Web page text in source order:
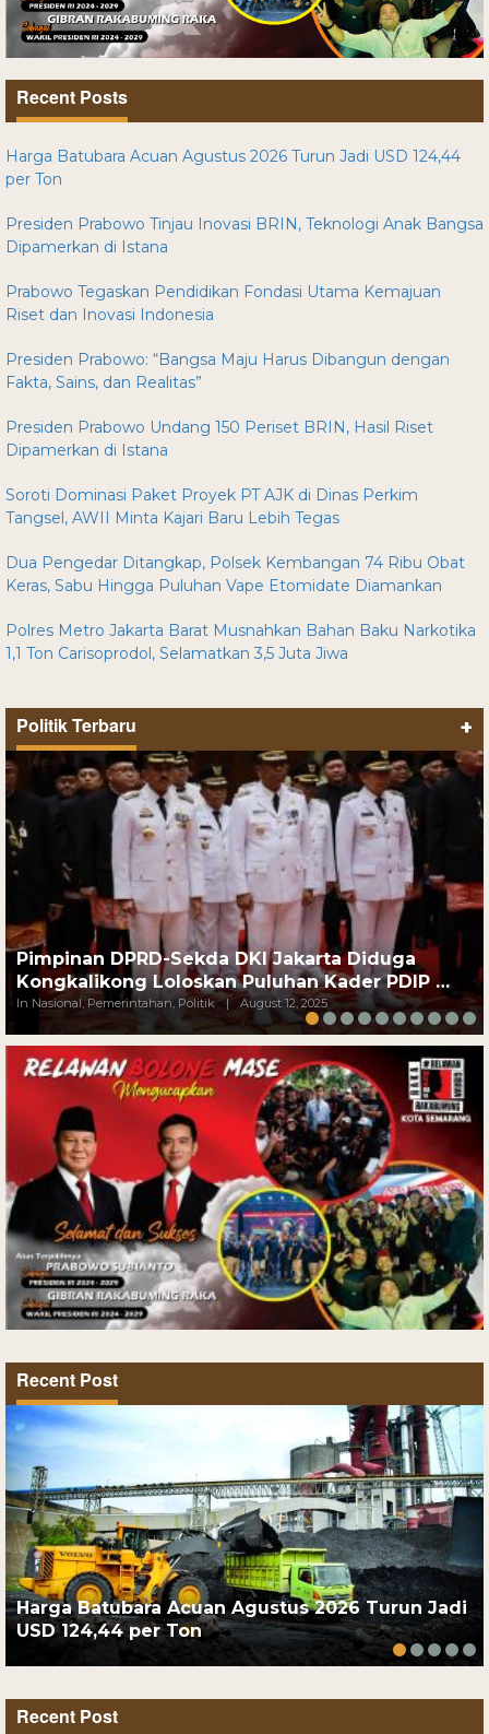
Recent Posts
Harga Batubara Acuan Agustus 2026 Turun Jadi USD 124,44
per Ton
Presiden Prabowo Tinjau Inovasi BRIN, Teknologi Anak Bangsa
Dipamerkan di Istana
Prabowo Tegaskan Pendidikan Fondasi Utama Kemajuan
Riset dan Inovasi Indonesia
Presiden Prabowo: “Bangsa Maju Harus Dibangun dengan
Fakta, Sains, dan Realitas”
Presiden Prabowo Undang 150 Periset BRIN, Hasil Riset
Dipamerkan di Istana
Soroti Dominasi Paket Proyek PT AJK di Dinas Perkim
Tangsel, AWII Minta Kajari Baru Lebih Tegas
Dua Pengedar Ditangkap, Polsek Kembangan 74 Ribu Obat
Keras, Sabu Hingga Puluhan Vape Etomidate Diamankan
Polres Metro Jakarta Barat Musnahkan Bahan Baku Narkotika
1,1 Ton Carisoprodol, Selamatkan 3,5 Juta Jiwa
Politik Terbaru +
Pimpinan DPRD-Sekda DKI Jakarta Diduga
Kongkalikong Loloskan Puluhan Kader PDIP …
In Nasional, Pemerintahan, Politik | August 12, 2025
Recent Post
Harga Batubara Acuan Agustus 2026 Turun Jadi
USD 124,44 per Ton
Recent Post